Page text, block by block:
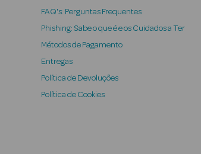
FAQ's: Perguntas Frequentes
Phishing: Sabe o que é e os Cuidados a Ter
Métodos de Pagamento
Entregas
Política de Devoluções
Política de Cookies